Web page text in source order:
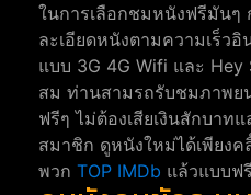
ในการเลือกชมหนังฟรีมันๆ
ละเอียดหนังตามความเร็ว
แบบ 3G 4G Wifi และ Hey
สม ท่านสามรถรับชมภาพย
ฟรีๆ ไม่ต้องเสียเงินสักบาท
สมาชิก ดูหนังใหม่ได้เพียง
พวก TOP IMDb แล้วแบบฟ